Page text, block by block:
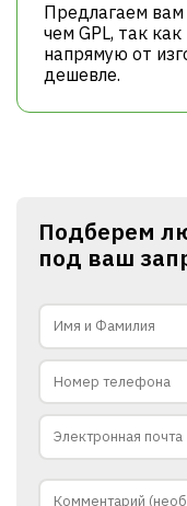
Предлагаем
чем GPL, так
напрямую от
дешевле.
Подберем
под ваш